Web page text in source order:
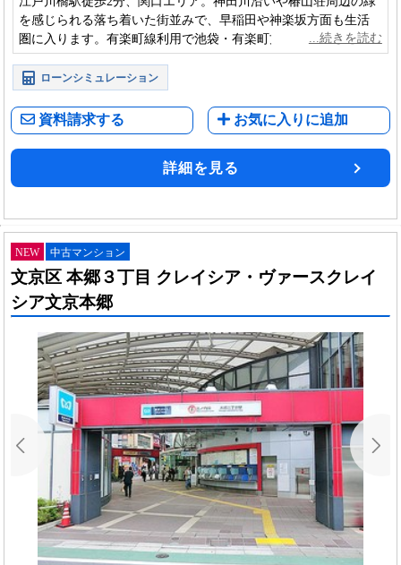
を感じられる落ち着いた街並みで、早稲田や神楽坂方面も生活
圏に入ります。有楽町線利用で池袋・有楽町方面へのアクセス
もしやすい立地です。
ローンシミュレーション
資料請求する お気に入りに追加
詳細を見る
NEW 中古マンション
文京区 本郷３丁目 クレイシア・ヴァースクレイ
シア文京本郷